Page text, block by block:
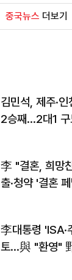
중국뉴스 더보기
김민석, 제주·
2승째…2대1 구
李 "결혼, 희망
출·청약 '결혼
李대통령 'ISA·
토…與 "환영"